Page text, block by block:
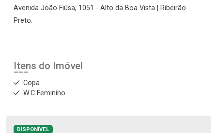
Avenida João Fiúsa, 1051 - Alto da Boa Vista | Ribeirão
Preto.
Itens do Imóvel
Copa
W.C Feminino
DISPONÍVEL